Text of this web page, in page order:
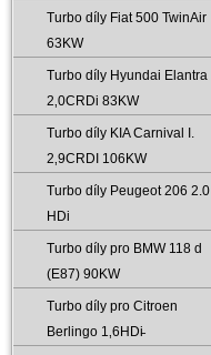
Turbo díly Fiat 500 TwinAir
63KW
Turbo díly Hyundai Elantra
2‚0CRDi 83KW
Turbo díly KIA Carnival I.
2‚9CRDI 106KW
Turbo díly Peugeot 206 2.0
HDi
Turbo díly pro BMW 118 d
(E87) 90KW
Turbo díly pro Citroen
Berlingo 1‚6HDi̵